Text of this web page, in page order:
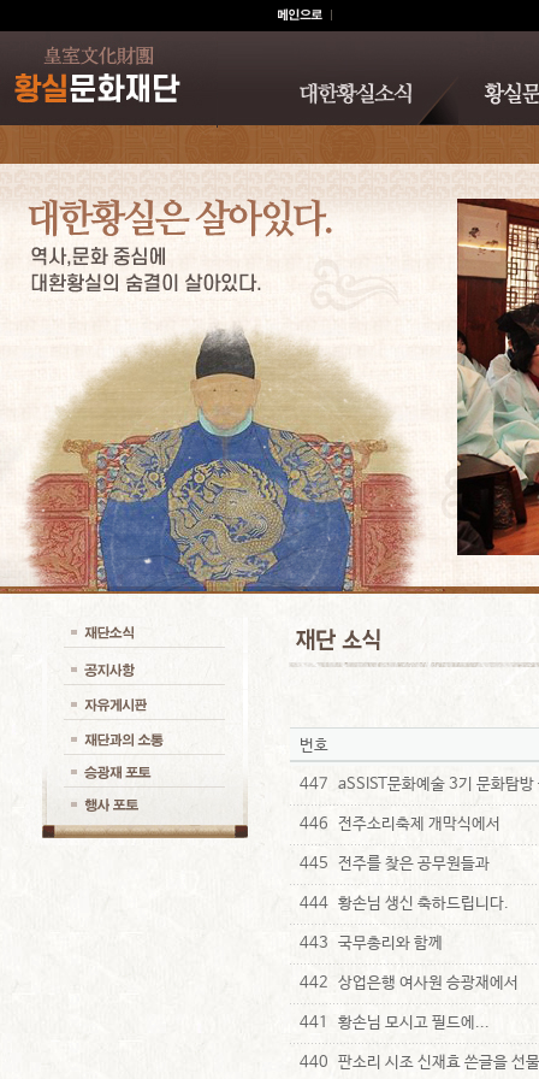
번호
447 aSSIST문화예술 3기 문화탐방
446 전주소리축제 개막식에서
445 전주를 찾은 공무원들과
444 황손님 생신 축하드립니다.
443 국무총리와 함께
442 상업은행 여사원 승광재에서
441 황손님 모시고 필드에...
440 판소리 시조 신재효 쓴글을 선